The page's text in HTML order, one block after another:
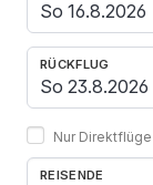
RÜCKFLUG
Nur Direktflüge
REISENDE